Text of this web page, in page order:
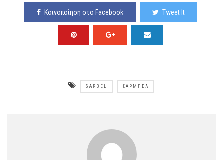
Κοινοποίηση στο Facebook Tweet It
SARBEL ΣΑΡΜΠΈΛ